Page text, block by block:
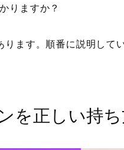
りますか？
ます。順番に説明してい
を正しい持